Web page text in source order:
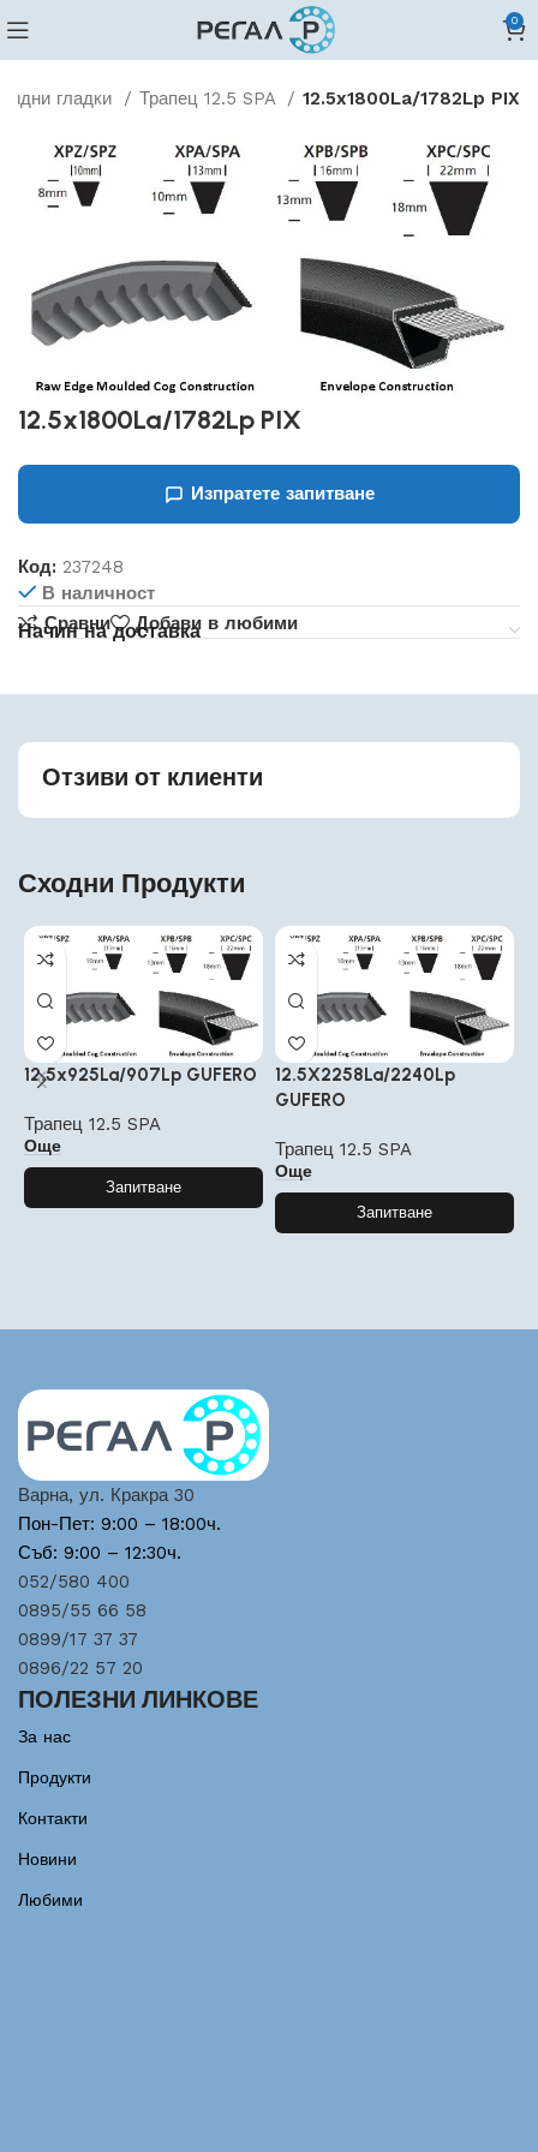
0
гладки Трапец 12.5 SPA 12.5x1800La/1782Lp PIX
12.5x1800La/1782Lp PIX
Изпратете запитване
Код:237248
В наличност
Сравни
Добави в любими
Начин на доставка
Отзиви от клиенти
Сходни Продукти
12.5x925La/907Lp GUFERO
Трапец 12.5 SPA
Още
Запитване
12.5X2258La/2240Lp
GUFERO
Трапец 12.5 SPA
Още
Запитване
Варна, ул. Кракра 30
Пон-Пет: 9:00 – 18:00ч.
Съб: 9:00 – 12:30ч.
052/580 400
0895/55 66 58
0899/17 37 37
0896/22 57 20
ПОЛЕЗНИ ЛИНКОВЕ
За нас
Продукти
Контакти
Новини
Любими